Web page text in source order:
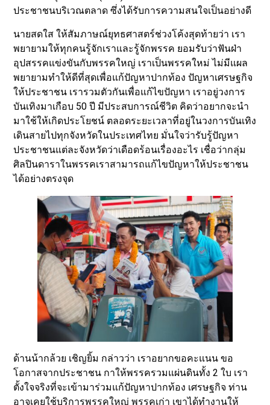
ประชาชนบริเวณตลาด ซึ่งได้รับการความสนใจเป็นอย่างดี
นายสดใส ให้สัมภาษณ์ยุทธศาสตร์ช่วงโค้งสุดท้ายว่า เรา
พยายามให้ทุกคนรู้จักเราและรู้จักพรรค ยอมรับว่าฟันฝ่า
อุปสรรคแข่งขันกับพรรคใหญ่ เราเป็นพรรคใหม่ ไม่มีแผล
พยายามทำให้ดีที่สุดเพื่อแก้ปัญหาปากท้อง ปัญหาเศรษฐกิจ
ให้ประชาชน เรารวมตัวกันเพื่อแก้ไขปัญหา เราอยู่วงการ
บันเทิงมาเกือบ 50 ปี มีประสบการณ์ชีวิต คิดว่าอยากจะนำ
มาใช้ให้เกิดประโยชน์ ตลอดระยะเวลาที่อยู่ในวงการบันเทิง
เดินสายไปทุกจังหวัดในประเทศไทย มั่นใจว่ารับรู้ปัญหา
ประชาชนแต่ละจังหวัดว่าเดือดร้อนเรื่องอะไร เชื่อว่ากลุ่ม
ศิลปินดาราในพรรคเราสามารถแก้ไขปัญหาให้ประชาชน
ได้อย่างตรงจุด
ด้านน้ากล้วย เชิญยิ้ม กล่าวว่า เราอยากขอคะแนน ขอ
โอกาสจากประชาชน กาให้พรรครวมแผ่นดินทั้ง 2 ใบ เรา
ตั้งใจจริงที่จะเข้ามาร่วมแก้ปัญหาปากท้อง เศรษฐกิจ ท่าน
อาจเคยใช้บริการพรรคใหญ่ พรรคเก่า เขาได้ทำงานให้